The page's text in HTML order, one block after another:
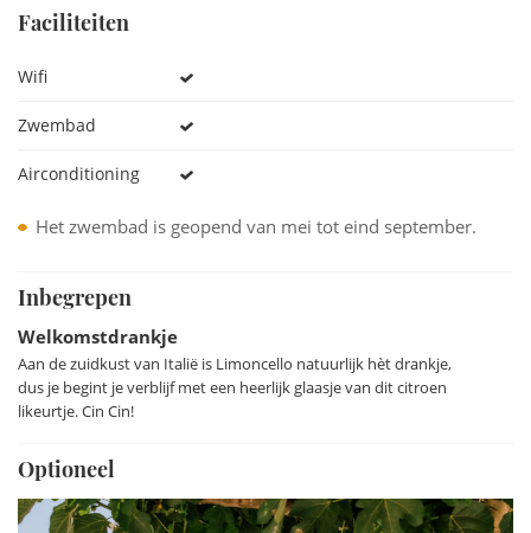
Direct bij de accommodatie kun je de auto gratis parkeren.
Het Relais ligt op 1,4 km afstand van de beroemde
Amalfikust, met een fijn zandstrand, een jachthaven en
dichtbij het muziek-dorpje Ravello.
Faciliteiten
Wifi
Zwembad
Airconditioning
Het zwembad is geopend van mei tot eind september.
Inbegrepen
Welkomstdrankje
Aan de zuidkust van Italië is Limoncello natuurlijk hèt drankje,
dus je begint je verblijf met een heerlijk glaasje van dit citroen
likeurtje. Cin Cin!
Optioneel